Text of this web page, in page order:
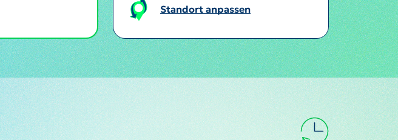
Standort anpassen